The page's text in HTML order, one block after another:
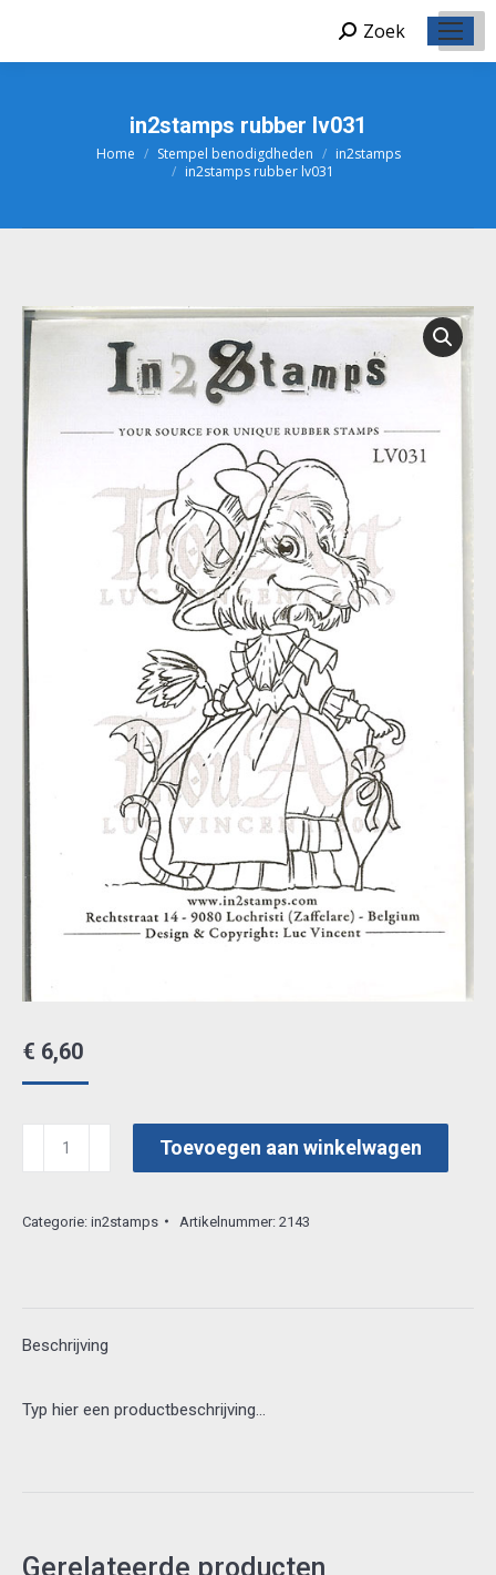
Zoeken:
Zoek
in2stamps rubber lv031
Je bent hier:Home Stempel benodigdheden
in2stamps
in2stamps rubber lv031
€ 6,60
in2stamps
rubber
aantal
Toevoegen aan winkelwagen
Categorie: in2stamps Artikelnummer: 2143
Beschrijving
Typ hier een productbeschrijving…
Gerelateerde producten